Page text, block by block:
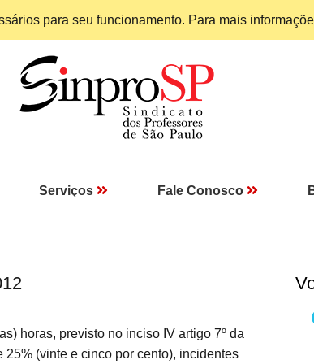
para seu funcionamento. Para mais
Serviços Fale Conosco
horas, previsto no inciso IV artigo 7º da
(vinte e cinco por cento), incidentes